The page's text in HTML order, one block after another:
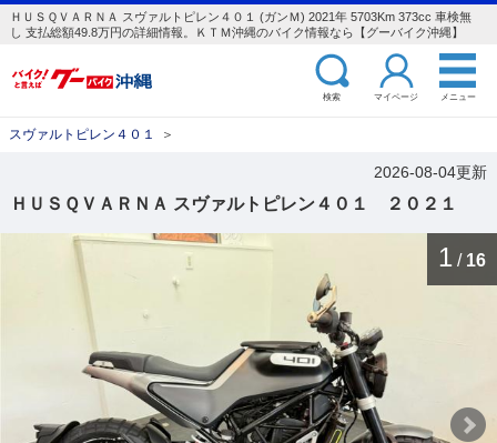
ＨＵＳＱＶＡＲＮＡ スヴァルトピレン４０１ (ガンＭ) 2021年 5703Km 373cc 車検無
し 支払総額49.8万円の詳細情報。ＫＴＭ沖縄のバイク情報なら【グーバイク沖縄】
検索 マイページ メニュー
スヴァルトピレン４０１ ＞
2026-08-04更新
ＨＵＳＱＶＡＲＮＡ スヴァルトピレン４０１ ２０２１
1 / 16